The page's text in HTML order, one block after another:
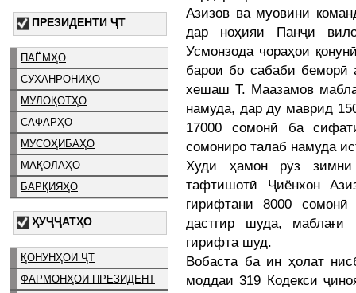
ПРЕЗИДЕНТИ ҶТ
ПАЁМҲО
СУХАНРОНИҲО
МУЛОҚОТҲО
САФАРҲО
МУСОҲИБАҲО
МАҚОЛАҲО
БАРҚИЯҲО
ҲУҶҶАТҲО
ҚОНУНҲОИ ҶТ
ФАРМОНҲОИ ПРЕЗИДЕНТ
Азизов ва муовини
дар ноҳияи Панҷи
Усмонзода чораҳои
барои бо сабаби беморӣ
хешаш Т. Маазамов
намуда, дар ду маврид
17000 сомонӣ ба
сомониро талаб намуда
Худи ҳамон рӯз зимни
тафтишотӣ Ҷиёнхон
гирифтани 8000
дастгир шуда,
гирифта шуд.
Вобаста ба ин ҳолат
моддаи 319 Кодекси